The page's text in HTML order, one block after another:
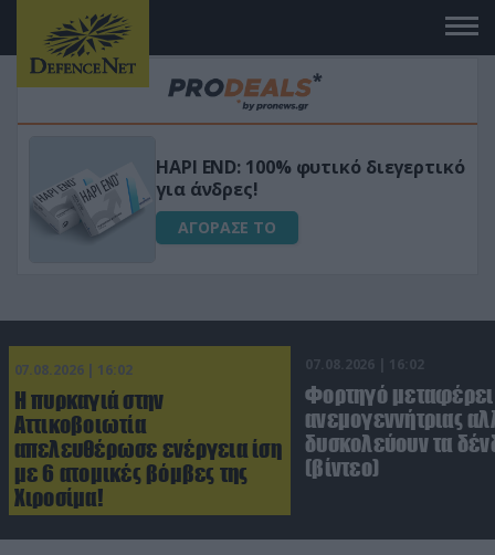
Μεταμόρφωσε τον κήπο σου με το
Ultra Box Μίνι Αλυσοπρίονο με
μπαταρία λιθίου
ΑΓΟΡΑΣΕ ΤΟ
07.08.2026 | 16:02
Η πυρκαγιά στην
Αττικοβοιωτία
απελευθέρωσε ενέργεια ίση
με 6 ατομικές βόμβες της
Χιροσίμα!
07.08.2026 | 16:02
Φορτηγό μεταφέρει
ανεμογεννήτριας
δυσκολεύουν τα
(βίντεο)